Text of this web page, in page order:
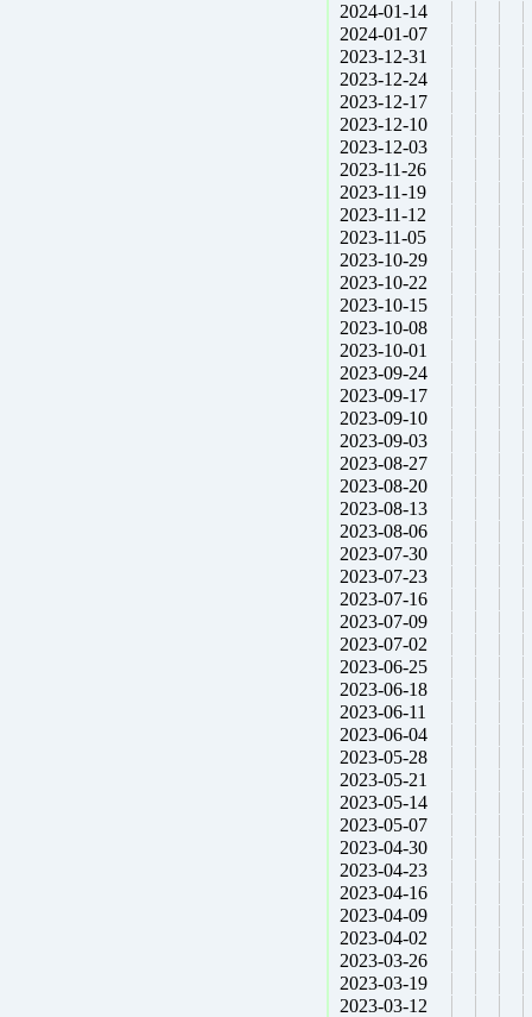
2024-01-14
2024-01-07
2023-12-31
2023-12-24
2023-12-17
2023-12-10
2023-12-03
2023-11-26
2023-11-19
2023-11-12
2023-11-05
2023-10-29
2023-10-22
2023-10-15
2023-10-08
2023-10-01
2023-09-24
2023-09-17
2023-09-10
2023-09-03
2023-08-27
2023-08-20
2023-08-13
2023-08-06
2023-07-30
2023-07-23
2023-07-16
2023-07-09
2023-07-02
2023-06-25
2023-06-18
2023-06-11
2023-06-04
2023-05-28
2023-05-21
2023-05-14
2023-05-07
2023-04-30
2023-04-23
2023-04-16
2023-04-09
2023-04-02
2023-03-26
2023-03-19
2023-03-12